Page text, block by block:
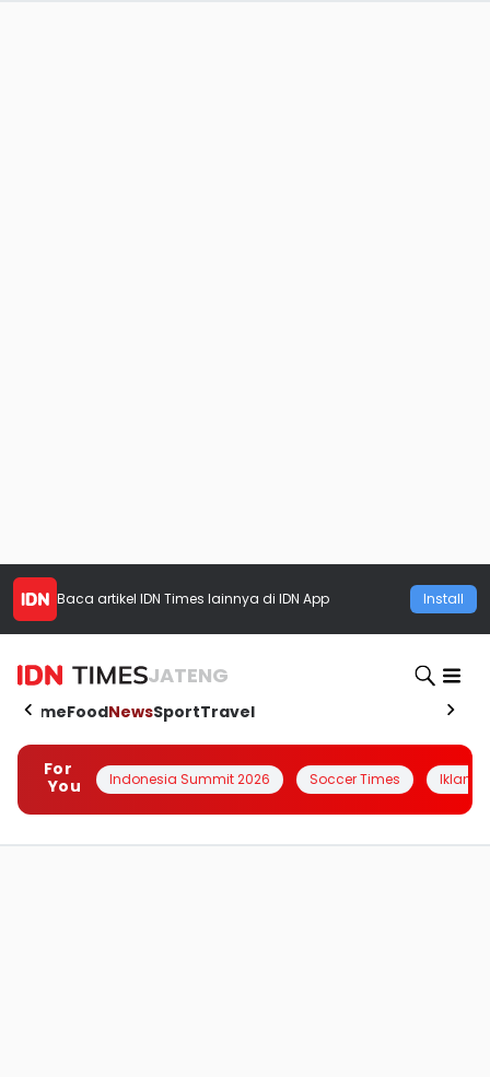
Baca artikel IDN Times lainnya di IDN App Install
JATENG
HomeFoodNewsSportTravel
For
You
Indonesia Summit 2026 Soccer Times Iklanin